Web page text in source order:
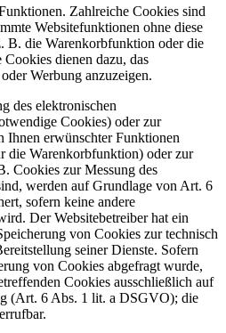
Zahlreiche Cookies sind
Websitefunktionen ohne diese
B. die Warenkorbfunktion oder die
dienen dazu, das
Werbung anzuzeigen.
des elektronischen
Cookies) oder zur
Ihnen erwünschter Funktionen
die Warenkorbfunktion) oder zur
Cookies zur Messung des
werden auf Grundlage von Art. 6
sofern keine andere
Der Websitebetreiber hat ein
von Cookies zur technisch
seiner Dienste. Sofern
von Cookies abgefragt wurde,
Cookies ausschließlich auf
(Art. 6 Abs. 1 lit. a DSGVO); die